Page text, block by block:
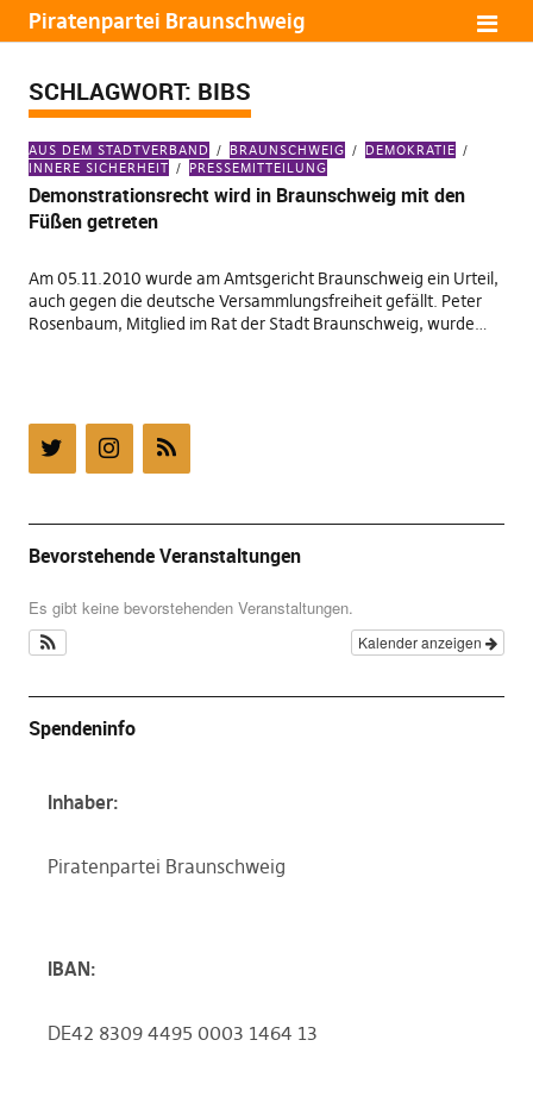
Piratenpartei Braunschweig
SCHLAGWORT: BIBS
AUS DEM STADTVERBAND BRAUNSCHWEIG
DEMOKRATIE
INNERE SICHERHEIT
PRESSEMITTEILUNG
Demonstrationsrecht wird in Braunschweig mit den
Füßen getreten
Am 05.11.2010 wurde am Amtsgericht Braunschweig ein Urteil,
auch gegen die deutsche Versammlungsfreiheit gefällt. Peter
Rosenbaum, Mitglied im Rat der Stadt Braunschweig, wurde…
Bevorstehende Veranstaltungen
Es gibt keine bevorstehenden Veranstaltungen.
Kalender anzeigen
Spendeninfo
Inhaber:
Piratenpartei Braunschweig
IBAN:
DE42 8309 4495 0003 1464 13